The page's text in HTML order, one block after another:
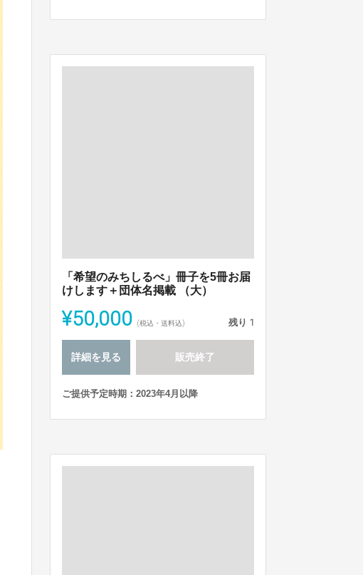
「希望のみちしるべ」冊子を5冊お届
けします＋団体名掲載 （大）
¥50,000 (税込・送料込) 残り 1
詳細を見る 販売終了
ご提供予定時期：2023年4月以降